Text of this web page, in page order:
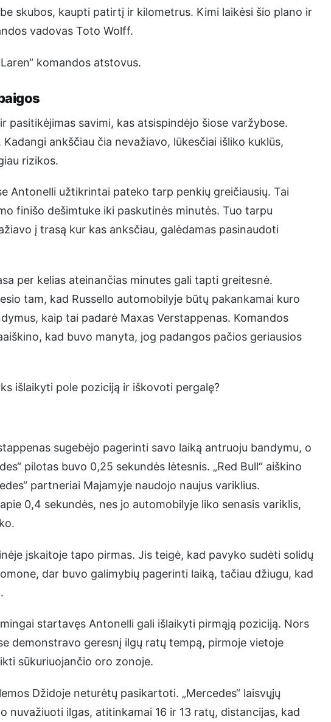
skubos, kaupti patirtį ir kilometrus. Kimi laikėsi šio plano ir
vadovas Toto Wolff.
komandos atstovus.
pasitikėjimas savimi, kas atsispindėjo šiose varžybose.
ankščiau čia nevažiavo, lūkesčiai išliko kuklūs,
rizikos.
Antonelli užtikrintai pateko tarp penkių greičiausių. Tai
finišo dešimtuke iki paskutinės minutės. Tuo tarpu
į trasą kur kas anksčiau, galėdamas pasinaudoti
per kelias ateinančias minutes gali tapti greitesnė.
tam, kad Russello automobilyje būtų pakankamai kuro
kaip tai padarė Maxas Verstappenas. Komandos
kad buvo manyta, jog padangos pačios geriausios
išlaikyti pole poziciją ir iškovoti pergalę?
sugebėjo pagerinti savo laiką antruoju bandymu, o
pilotas buvo 0,25 sekundės lėtesnis. „Red Bull“ aiškino
partneriai Majamyje naudojo naujus variklius.
0,4 sekundės, nes jo automobilyje liko senasis variklis,
įskaitoje tapo pirmas. Jis teigė, kad pavyko sudėti solidų
dar buvo galimybių pagerinti laiką, tačiau džiugu, kad
startavęs Antonelli gali išlaikyti pirmąją poziciją. Nors
demonstravo geresnį ilgų ratų tempą, pirmoje vietoje
sūkuriuojančio oro zonoje.
Džidoje neturėtų pasikartoti. „Mercedes“ laisvųjų
nuvažiuoti ilgas, atitinkamai 16 ir 13 ratų, distancijas, kad